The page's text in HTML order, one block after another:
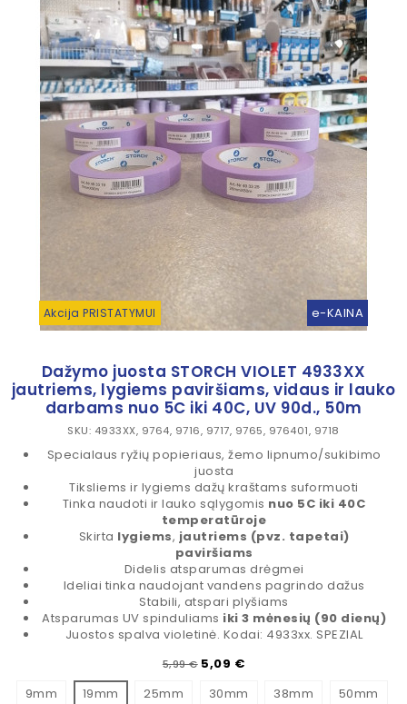
Akcija PRISTATYMUI e-KAINA
Dažymo juosta STORCH VIOLET 4933XX
jautriems, lygiems paviršiams, vidaus ir lauko
darbams nuo 5C iki 40C, UV 90d., 50m
SKU: 4933XX, 9764, 9716, 9717, 9765, 976401, 9718
Specialaus ryžių popieriaus, žemo lipnumo/sukibimo
juosta
Tiksliems ir lygiems dažų kraštams suformuoti
Tinka naudoti ir lauko sąlygomis nuo 5C iki 40C
temperatūroje
Skirta lygiems, jautriems (pvz. tapetai)
paviršiams
Didelis atsparumas drėgmei
Ideliai tinka naudojant vandens pagrindo dažus
Stabili, atspari plyšiams
Atsparumas UV spinduliams iki 3 mėnesių (90 dienų)
Juostos spalva violetinė. Kodai: 4933xx. SPEZIAL
Įprasta kaina
5,99 € Kaina
5,09 €
9mm
19mm 25mm 30mm 38mm 50mm